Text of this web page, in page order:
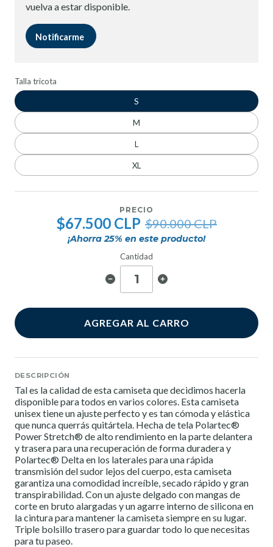
vuelva a estar disponible.
Notificarme
Talla tricota
S
M
L
XL
PRECIO
$67.500 CLP $90.000 CLP
¡Ahorra25% en este producto!
Cantidad
AGREGAR AL CARRO
DESCRIPCIÓN
Tal es la calidad de esta camiseta que decidimos hacerla
disponible para todos en varios colores. Esta camiseta
unisex tiene un ajuste perfecto y es tan cómoda y elástica
que nunca querrás quitártela. Hecha de tela Polartec®
Power Stretch® de alto rendimiento en la parte delantera
y trasera para una recuperación de forma duradera y
Polartec® Delta en los laterales para una rápida
transmisión del sudor lejos del cuerpo, esta camiseta
garantiza una comodidad increíble, secado rápido y gran
transpirabilidad. Con un ajuste delgado con mangas de
corte en bruto alargadas y un agarre interno de silicona en
la cintura para mantener la camiseta siempre en su lugar.
Triple bolsillo trasero para guardar todo lo que necesitas
para tu paseo.